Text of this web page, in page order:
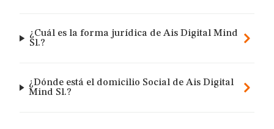
¿Cuál es la forma jurídica de Ais Digital Mind
Sl.?
¿Dónde está el domicilio Social de Ais Digital
Mind Sl.?